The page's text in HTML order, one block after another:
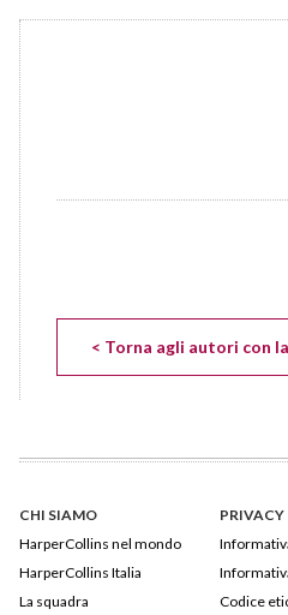
< Torna agli autori con
CHI SIAMO
HarperCollins nel mondo
HarperCollins Italia
La squadra
PRIVACY
Codice